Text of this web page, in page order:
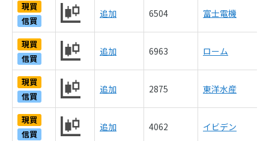
現買
信買
追加 6504 富士電機
現買
信買
追加 6963 ローム
現買
信買
追加 2875 東洋水産
現買
信買
追加 4062 イビデン